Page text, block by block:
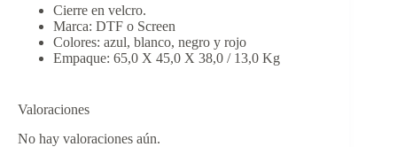
Cierre en velcro.
Marca: DTF o Screen
Colores: azul, blanco, negro y rojo
Empaque: 65,0 X 45,0 X 38,0 / 13,0 Kg
Valoraciones
No hay valoraciones aún.